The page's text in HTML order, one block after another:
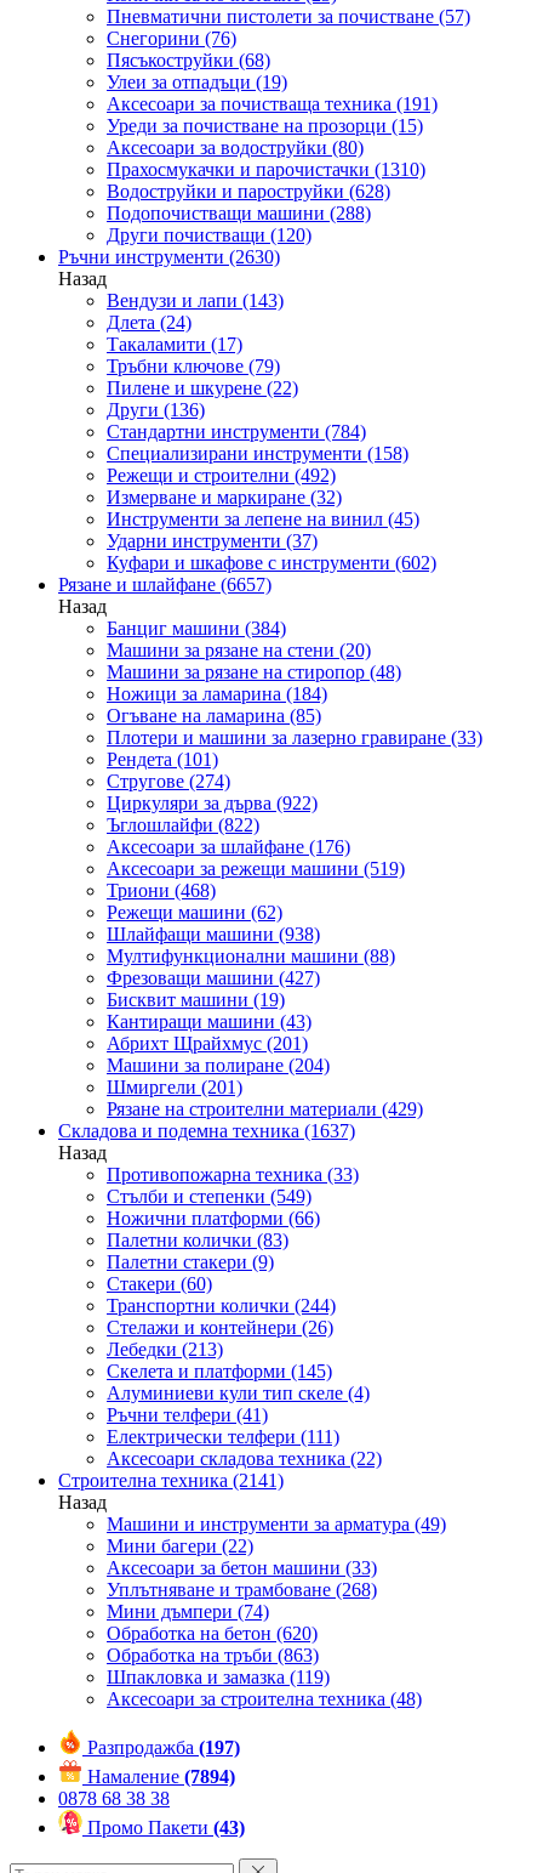
Пневматични пистолети за почистване (57)
Снегорини (76)
Пясъкоструйки (68)
Улеи за отпадъци (19)
Аксесоари за почистваща техника (191)
Уреди за почистване на прозорци (15)
Аксесоари за водоструйки (80)
Прахосмукачки и парочистачки (1310)
Водоструйки и пароструйки (628)
Подопочистващи машини (288)
Други почистващи (120)
Ръчни инструменти (2630)
Назад
Вендузи и лапи (143)
Длета (24)
Такаламити (17)
Тръбни ключове (79)
Пилене и шкурене (22)
Други (136)
Стандартни инструменти (784)
Специализирани инструменти (158)
Режещи и строителни (492)
Измерване и маркиране (32)
Инструменти за лепене на винил (45)
Ударни инструменти (37)
Куфари и шкафове с инструменти (602)
Рязане и шлайфане (6657)
Назад
Банциг машини (384)
Машини за рязане на стени (20)
Машини за рязане на стиропор (48)
Ножици за ламарина (184)
Огъване на ламарина (85)
Плотери и машини за лазерно гравиране (33)
Рендета (101)
Стругове (274)
Циркуляри за дърва (922)
Ъглошлайфи (822)
Аксесоари за шлайфане (176)
Аксесоари за режещи машини (519)
Триони (468)
Режещи машини (62)
Шлайфащи машини (938)
Мултифункционални машини (88)
Фрезоващи машини (427)
Бисквит машини (19)
Кантиращи машини (43)
Абрихт Щрайхмус (201)
Машини за полиране (204)
Шмиргели (201)
Рязане на строителни материали (429)
Складова и подемна техника (1637)
Назад
Противопожарна техника (33)
Стълби и степенки (549)
Ножични платформи (66)
Палетни колички (83)
Палетни стакери (9)
Стакери (60)
Транспортни колички (244)
Стелажи и контейнери (26)
Лебедки (213)
Скелета и платформи (145)
Алуминиеви кули тип скеле (4)
Ръчни телфери (41)
Електрически телфери (111)
Аксесоари складова техника (22)
Строителна техника (2141)
Назад
Машини и инструменти за арматура (49)
Мини багери (22)
Аксесоари за бетон машини (33)
Уплътняване и трамбоване (268)
Мини дъмпери (74)
Обработка на бетон (620)
Обработка на тръби (863)
Шпакловка и замазка (119)
Аксесоари за строителна техника (48)
Разпродажба (197)
Намаление (7894)
0878 68 38 38
Промо Пакети (43)